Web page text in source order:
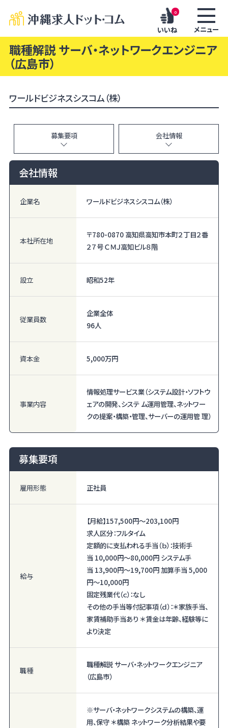
0
いいね メニュー
職種解説 サーバ・ネットワークエンジニア
（広島市）
ワールドビジネスシスコム（株）
募集要項 会社情報
会社情報
企業名 ワールドビジネスシスコム（株）
本社所在地
〒780-0870 高知県高知市本町２丁目２番
２７号 ＣＭＪ高知ビル８階
設立 昭和52年
従業員数
企業全体
96人
資本金 5,000万円
事業内容
情報処理サービス業（システム設計・ソフトウ
ェアの開発、システ ム運用管理、ネットワー
クの提案・構築・管理、サーバーの運用管 理）
募集要項
雇用形態 正社員
給与
【月給】157,500円〜203,100円
求人区分：フルタイム
定額的に支払われる手当（ｂ）：技術手
当 10,000円〜80,000円 システム手
当 13,900円〜19,700円 加算手当 5,000
円〜10,000円
固定残業代（ｃ）：なし
その他の手当等付記事項（ｄ）：＊家族手当、
家賃補助手当あり ＊賃金は年齢、経験等に
より決定
職種
職種解説 サーバ・ネットワークエンジニア
（広島市）
※サーバ・ネットワークシステムの構築、運
用、保守 ＊構築 ネットワーク分析結果や要